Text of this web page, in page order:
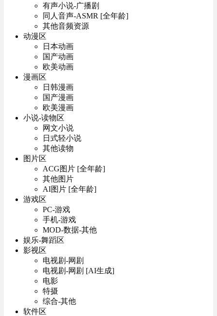
有声小说-广播剧
同人音声-ASMR [全年龄]
其他音频资源
动漫区
日本动画
国产动画
欧美动画
漫画区
日韩漫画
国产漫画
欧美漫画
小说-读物区
网文小说
日式轻小说
其他读物
图片区
ACG图片 [全年龄]
其他图片
AI图片 [全年龄]
游戏区
PC-游戏
手机-游戏
MOD-数据-其他
娱乐-舞蹈区
影视区
电视剧-网剧
电视剧-网剧 [AI生成]
电影
特摄
综合-其他
软件区